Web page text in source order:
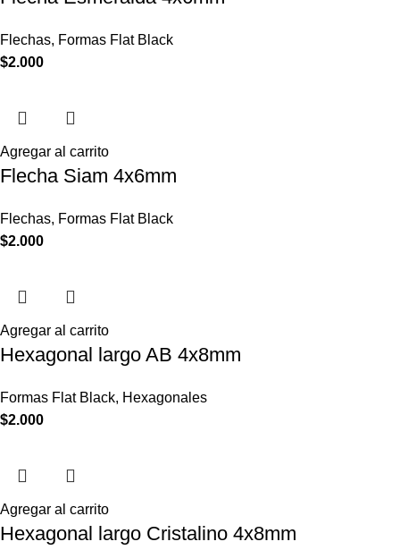
Flechas, Formas Flat Black
$2.000
Agregar al carrito
Flecha Siam 4x6mm
Flechas, Formas Flat Black
$2.000
Agregar al carrito
Hexagonal largo AB 4x8mm
Formas Flat Black, Hexagonales
$2.000
Agregar al carrito
Hexagonal largo Cristalino 4x8mm